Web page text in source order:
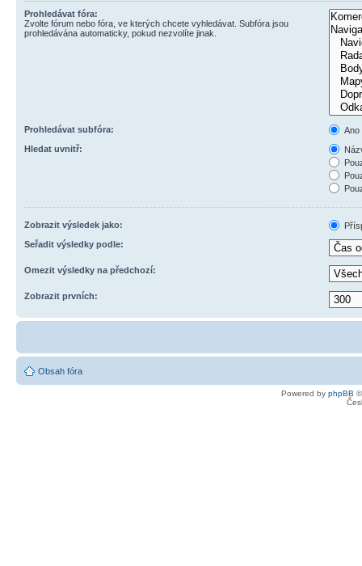
Prohledávat fóra:
Zvolte fórum nebo fóra, ve kterých chcete vyhledávat. Subfóra jsou
prohledávána automaticky, pokud nezvolíte jinak.
Prohledávat subfóra:
Ano
Hledat uvnitř:
Zobrazit výsledek jako:
Seřadit výsledky podle:
Omezit výsledky na předchozí:
Zobrazit prvních:
Obsah fóra
Powered by phpBB